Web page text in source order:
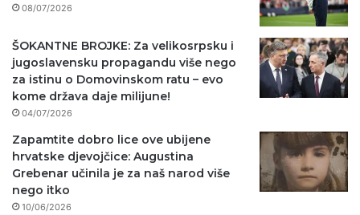
08/07/2026
ŠOKANTNE BROJKE: Za velikosrpsku i
jugoslavensku propagandu više nego
za istinu o Domovinskom ratu – evo
kome država daje milijune!
04/07/2026
Zapamtite dobro lice ove ubijene
hrvatske djevojčice: Augustina
Grebenar učinila je za naš narod više
nego itko
10/06/2026